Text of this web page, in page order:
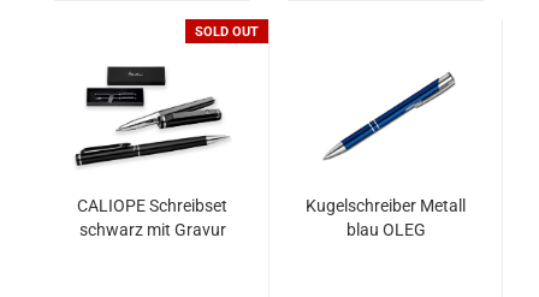
SOLD OUT
CALIOPE Schreibset
schwarz mit Gravur
Kugelschreiber Metall
blau OLEG